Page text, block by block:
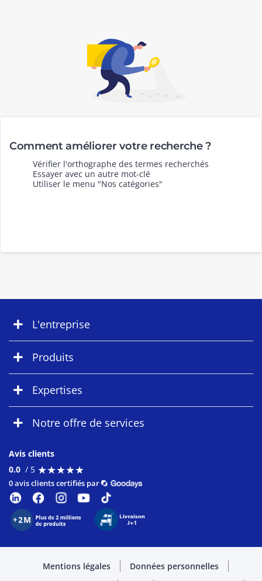
Comment améliorer votre recherche ?
Vérifier l'orthographe des termes recherchés
Essayer avec un autre mot-clé
Utiliser le menu "Nos catégories"
L'entreprise
Produits
Expertises
Notre offre de services
Avis clients
0.0 / 5 ★★★★★
★★★★★
0 avis clients certifiés par
Mentions légales
Données personnelles